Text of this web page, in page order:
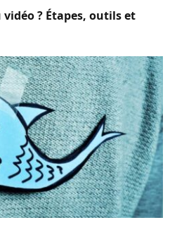
? Étapes, outils et